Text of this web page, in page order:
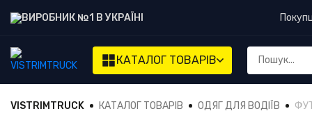
ВИРОБНИК №1 В УКРАЇНІ
КАТАЛОГ ТОВАРІВ
VISTRIMTRUCK КАТАЛОГ ТОВАРІВ ОДЯГ ДЛЯ ВОДІЇВ